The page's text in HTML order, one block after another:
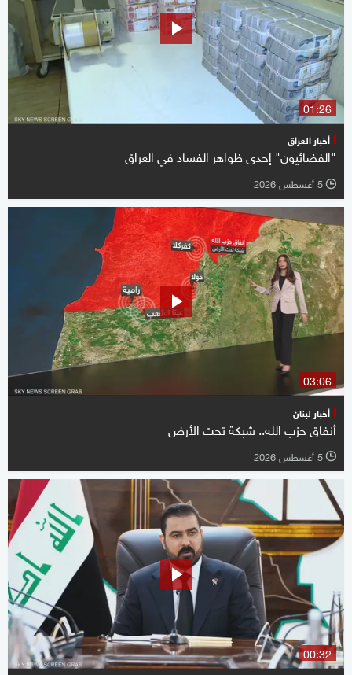
01:26
أخبار العراق
"الفضائيون" إحدى ظواهر الفساد في العراق
l 5 أغسطس 2026
03:06
أخبار لبنان
أنفاق حزب الله.. شبكة تحت الأرض
l 5 أغسطس 2026
00:32